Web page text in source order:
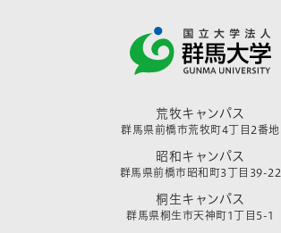
荒牧キャンパス
群馬県前橋市荒牧町4丁目2番地
昭和キャンパス
群馬県前橋市昭和町3丁目39-22
桐生キャンパス
群馬県桐生市天神町1丁目5-1